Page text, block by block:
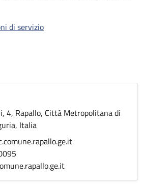
di servizio
4, Rapallo, Città Metropolitana di
Italia